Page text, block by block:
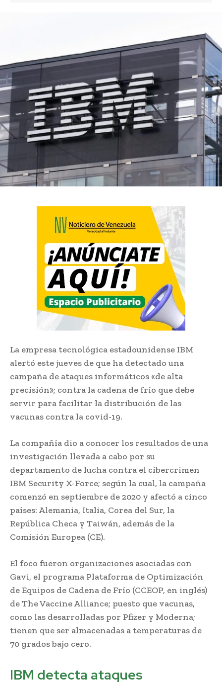
La empresa tecnológica estadounidense IBM
alertó este jueves de que ha detectado una
campaña de ataques informáticos «de alta
precisión»; contra la cadena de frío que debe
servir para facilitar la distribución de las
vacunas contra la covid-19.
La compañía dio a conocer los resultados de una
investigación llevada a cabo por su
departamento de lucha contra el cibercrimen
IBM Security X-Force; según la cual, la campaña
comenzó en septiembre de 2020 y afectó a cinco
países: Alemania, Italia, Corea del Sur, la
República Checa y Taiwán, además de la
Comisión Europea (CE).
El foco fueron organizaciones asociadas con
Gavi, el programa Plataforma de Optimización
de Equipos de Cadena de Frío (CCEOP, en inglés)
de The Vaccine Alliance; puesto que vacunas,
como las desarrolladas por Pfizer y Moderna;
tienen que ser almacenadas a temperaturas de
70 grados bajo cero.
IBM detecta ataques